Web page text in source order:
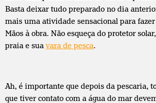
Basta deixar tudo preparado no dia
mais uma atividade sensacional para
Mãos à obra. Não esqueça do protetor
praia e suavara de pesca.
Ah, é importante que depois da pescaria,
que tiver contato com a água do mar